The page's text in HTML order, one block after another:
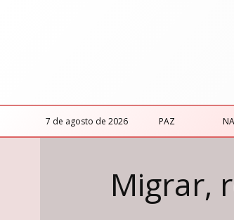
7 de agosto de 2026 PAZ
Migrar,